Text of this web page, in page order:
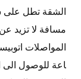
مسافة لا تزيد عن 300 متر
اعة للوصول الى